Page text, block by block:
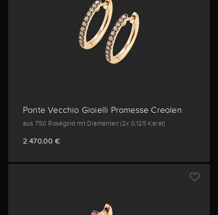
Ponte Vecchio Gioielli Promesse Creolen
aus 750 Roségold mit Diamanten (2x 0,125 Karat)
2.470,00 €